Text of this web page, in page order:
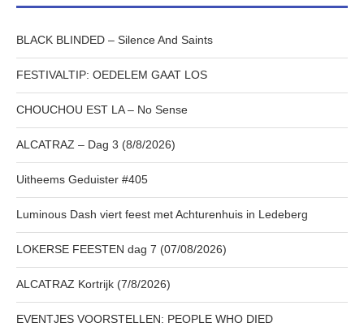
BLACK BLINDED – Silence And Saints
FESTIVALTIP: OEDELEM GAAT LOS
CHOUCHOU EST LA – No Sense
ALCATRAZ – Dag 3 (8/8/2026)
Uitheems Geduister #405
Luminous Dash viert feest met Achturenhuis in Ledeberg
LOKERSE FEESTEN dag 7 (07/08/2026)
ALCATRAZ Kortrijk (7/8/2026)
EVENTJES VOORSTELLEN: PEOPLE WHO DIED